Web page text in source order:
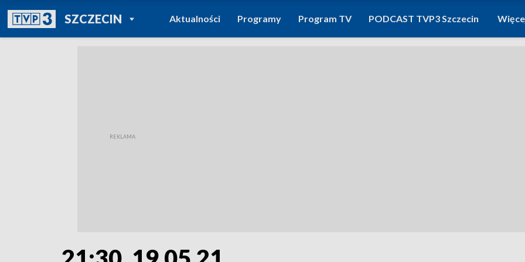
SZCZECINPOWRÓT DO
TVP REGIONY
Aktualności Programy Program TV PODCAST TVP3 Szczecin